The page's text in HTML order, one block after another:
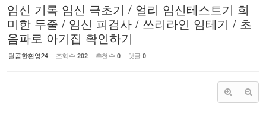
임신 기록 임신 극초기 / 얼리 임신테스트기 희
미한 두줄 / 임신 피검사 / 쓰리라인 임테기 / 초
음파로 아기집 확인하기
달콤한환영24 조회 수 202 추천 수 0 댓글 0